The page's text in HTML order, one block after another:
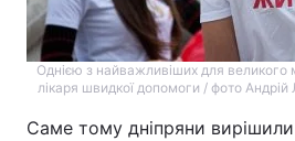
Однією з найважливіших для великого
лікаря швидкої допомоги / фото
Саме тому дніпряни